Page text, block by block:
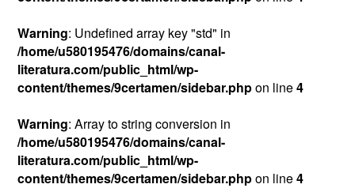
Warning: Undefined array key "std" in
/home/u580195476/domains/canal-
literatura.com/public_html/wp-
content/themes/9certamen/sidebar.phpon line4
Warning: Array to string conversion in
/home/u580195476/domains/canal-
literatura.com/public_html/wp-
content/themes/9certamen/sidebar.phpon line4